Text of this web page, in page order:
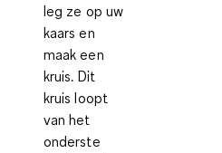
leg ze op uw
kaars en
maak een
kruis. Dit
kruis loopt
van het
onderste